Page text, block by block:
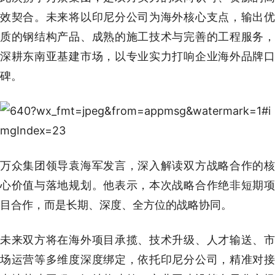
效契合。未来将以印尼分公司为海外核心支点，输出优
质的钢结构产品、成熟的施工技术与完善的工程服务，
深耕东南亚基建市场，以专业实力打响企业海外品牌口
碑。
万众集团领导袁海军发言，深入解读双方战略合作的核
心价值与落地规划。他表示，本次战略合作绝非短期项
目合作，而是长期、深度、全方位的战略协同。
未来双方将在海外项目承揽、技术升级、人才输送、市
场运营等多维度深度绑定，依托印尼分公司，精准对接